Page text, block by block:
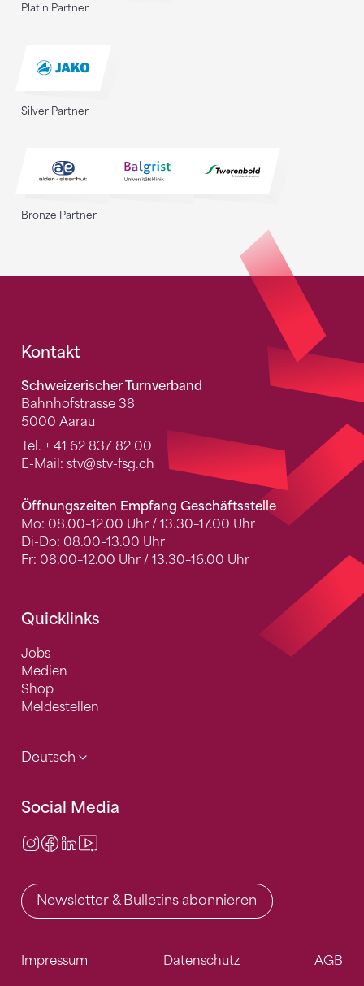
Platin Partner
Silver Partner
Bronze Partner
Fusszeile
Kontakt
Schweizerischer Turnverband
Bahnhofstrasse 38
5000 Aarau
Tel. + 41 62 837 82 00
E-Mail: stv@stv-fsg.ch
Öffnungszeiten Empfang Geschäftsstelle
Mo: 08.00–12.00 Uhr / 13.30–17.00 Uhr
Di-Do: 08.00–13.00 Uhr
Fr: 08.00–12.00 Uhr / 13.30–16.00 Uhr
Quicklinks
Jobs
Medien
Shop
Meldestellen
Deutsch
Social Media
Instagram
Facebook
LinkedIn
Newsletter & Bulletins abonnieren
Impressum Datenschutz AGB